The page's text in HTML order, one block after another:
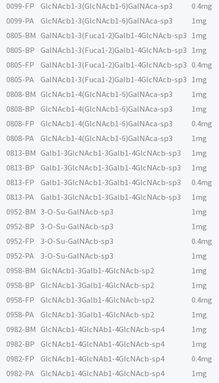
0099-FP
GlcNAcb1-3(GlcNAcb1-6)GalNAca-sp3
0.4mg
0099-PA
GlcNAcb1-3(GlcNAcb1-6)GalNAca-sp3
1mg
0805-BM
GalNAcb1-3(Fuca1-2)Galb1-4GlcNAcb-sp3
1mg
0805-BP
GalNAcb1-3(Fuca1-2)Galb1-4GlcNAcb-sp3
1mg
0805-FP
GalNAcb1-3(Fuca1-2)Galb1-4GlcNAcb-sp3
0.4mg
0805-PA
GalNAcb1-3(Fuca1-2)Galb1-4GlcNAcb-sp3
1mg
0808-BM
GlcNAcb1-4(GlcNAcb1-6)GalNAca-sp3
1mg
0808-BP
GlcNAcb1-4(GlcNAcb1-6)GalNAca-sp3
1mg
0808-FP
GlcNAcb1-4(GlcNAcb1-6)GalNAca-sp3
0.4mg
0808-PA
GlcNAcb1-4(GlcNAcb1-6)GalNAca-sp3
1mg
0813-BM
Galb1-3GlcNAcb1-3Galb1-4GlcNAcb-sp3
1mg
0813-BP
Galb1-3GlcNAcb1-3Galb1-4GlcNAcb-sp3
1mg
0813-FP
Galb1-3GlcNAcb1-3Galb1-4GlcNAcb-sp3
0.4mg
0813-PA
Galb1-3GlcNAcb1-3Galb1-4GlcNAcb-sp3
1mg
0952-BM
3-O-Su-GalNAcb-sp3
1mg
0952-BP
3-O-Su-GalNAcb-sp3
1mg
0952-FP
3-O-Su-GalNAcb-sp3
0.4mg
0952-PA
3-O-Su-GalNAcb-sp3
1mg
0958-BM
GlcNAcb1-3Galb1-4GlcNAcb-sp2
1mg
0958-BP
GlcNAcb1-3Galb1-4GlcNAcb-sp2
1mg
0958-FP
GlcNAcb1-3Galb1-4GlcNAcb-sp2
0.4mg
0958-PA
GlcNAcb1-3Galb1-4GlcNAcb-sp2
1mg
0982-BM
GlcNAcb1-4GlcNAb1-4GlcNAcb-sp4
1mg
0982-BP
GlcNAcb1-4GlcNAb1-4GlcNAcb-sp4
1mg
0982-FP
GlcNAcb1-4GlcNAb1-4GlcNAcb-sp4
0.4mg
0982-PA
GlcNAcb1-4GlcNAb1-4GlcNAcb-sp4
1mg